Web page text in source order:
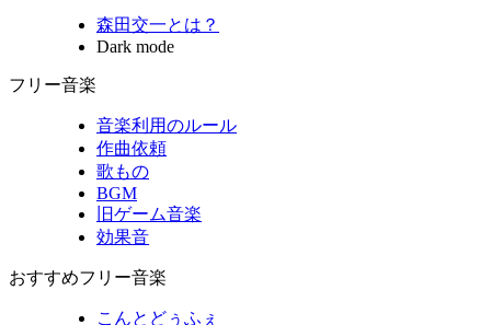
森田交一とは？
Dark mode
フリー音楽
音楽利用のルール
作曲依頼
歌もの
BGM
旧ゲーム音楽
効果音
おすすめフリー音楽
こんとどぅふぇ